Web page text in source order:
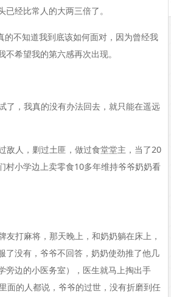
经比常人的大两三倍了。
不知道我到底该如何面对，因为曾经我
希望我的第六感再次出现。
了，我真的没有办法回去，就只能在遥远
敌人，剿过土匪，做过食堂堂主，当了20
村小学边上卖零食10多年维持爷爷奶奶看
打麻将，那天晚上，和奶奶躺在床上，
了没有，爷爷不回答，奶奶使劲推了他几
旁边的小医务室），医生就马上掏出手
面的人都说，爷爷的过世，没有折磨到任